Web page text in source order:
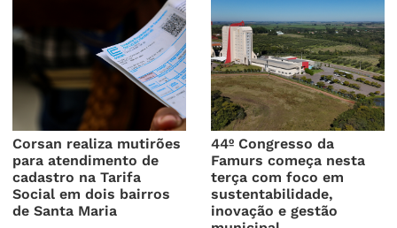
Corsan realiza mutirões
para atendimento de
cadastro na Tarifa
Social em dois bairros
de Santa Maria
44º Congresso da
Famurs começa nesta
terça com foco em
sustentabilidade,
inovação e gestão